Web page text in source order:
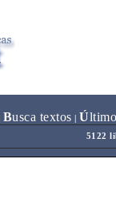
Busca textos Ú
5122